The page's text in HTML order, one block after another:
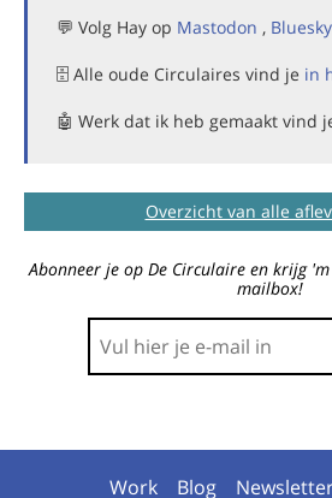
💬 Volg Hay op Mastodon , Bluesky
🗄️ Alle oude Circulaires vind je in
🤖 Werk dat ik heb gemaakt vind
Overzicht van alle
Abonneer je op De Circulaire en krijg
mailbox!
Work Blog